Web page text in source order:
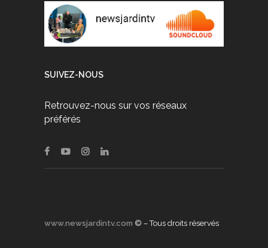
SUIVEZ-NOUS
Retrouvez-nous sur vos réseaux
préférés
www.newsjardintv.com © – Tous droits réservés